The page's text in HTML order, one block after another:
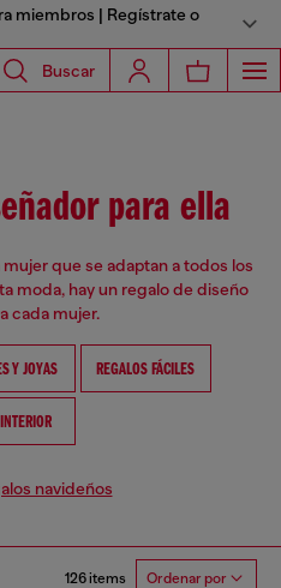
miembros | Regístrate o
Buscar
para ella
que se adaptan a todos los
moda, hay un regalo de diseño
cada mujer.
Y JOYAS REGALOS FÁCILES
navideños
126 items Ordenar por